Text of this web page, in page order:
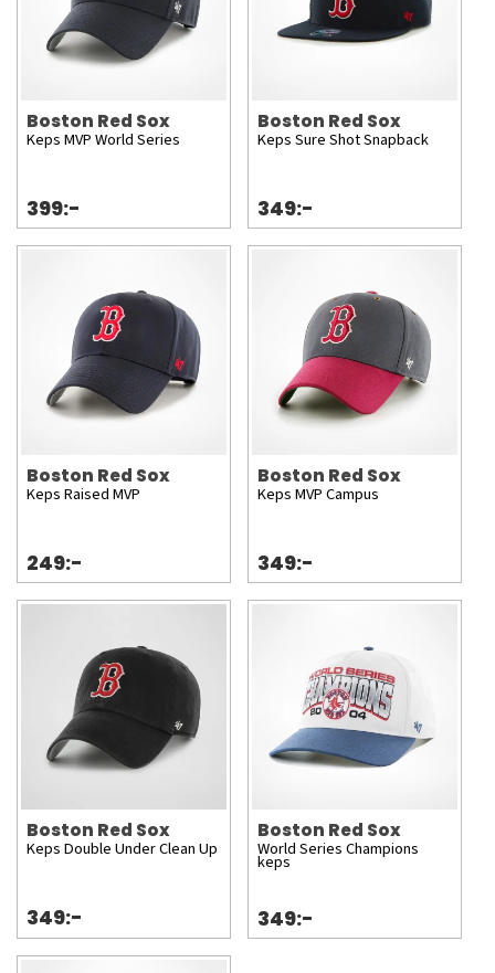
Boston Red Sox
Keps MVP World Series
399:-
Boston Red Sox
Keps Sure Shot Snapback
349:-
Boston Red Sox
Keps Raised MVP
249:-
Boston Red Sox
Keps MVP Campus
349:-
Boston Red Sox
Keps Double Under Clean Up
349:-
Boston Red Sox
World Series Champions
keps
349:-